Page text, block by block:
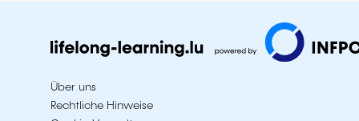
Über uns
Rechtliche Hinweise